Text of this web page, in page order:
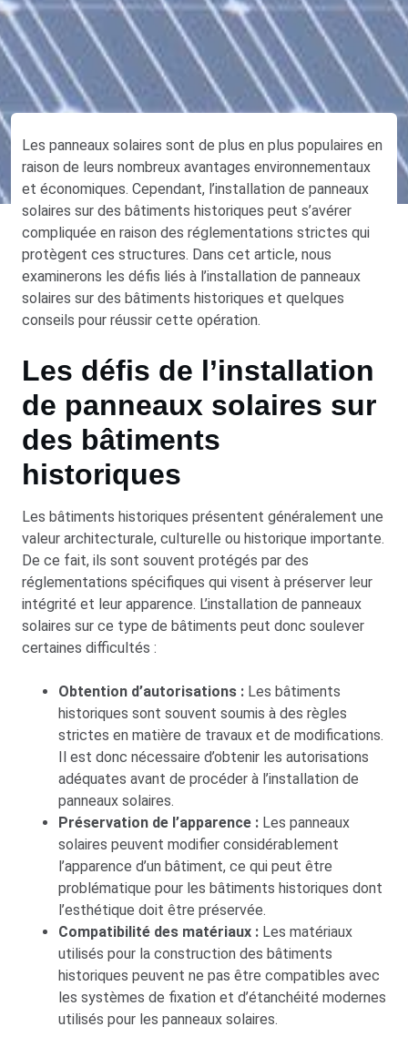
Les panneaux solaires sont de plus en plus populaires en
raison de leurs nombreux avantages environnementaux
et économiques. Cependant, l’installation de panneaux
solaires sur des bâtiments historiques peut s’avérer
compliquée en raison des réglementations strictes qui
protègent ces structures. Dans cet article, nous
examinerons les défis liés à l’installation de panneaux
solaires sur des bâtiments historiques et quelques
conseils pour réussir cette opération.
Les défis de l’installation
de panneaux solaires sur
des bâtiments
historiques
Les bâtiments historiques présentent généralement une
valeur architecturale, culturelle ou historique importante.
De ce fait, ils sont souvent protégés par des
réglementations spécifiques qui visent à préserver leur
intégrité et leur apparence. L’installation de panneaux
solaires sur ce type de bâtiments peut donc soulever
certaines difficultés :
Obtention d’autorisations : Les bâtiments
historiques sont souvent soumis à des règles
strictes en matière de travaux et de modifications.
Il est donc nécessaire d’obtenir les autorisations
adéquates avant de procéder à l’installation de
panneaux solaires.
Préservation de l’apparence : Les panneaux
solaires peuvent modifier considérablement
l’apparence d’un bâtiment, ce qui peut être
problématique pour les bâtiments historiques dont
l’esthétique doit être préservée.
Compatibilité des matériaux : Les matériaux
utilisés pour la construction des bâtiments
historiques peuvent ne pas être compatibles avec
les systèmes de fixation et d’étanchéité modernes
utilisés pour les panneaux solaires.